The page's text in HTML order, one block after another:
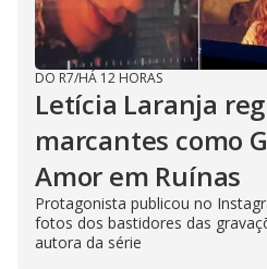
DO R7/HÁ 12 HORAS
Letícia Laranja
marcantes como
Amor em Ruínas
Protagonista publicou no
fotos dos bastidores das
autora da série